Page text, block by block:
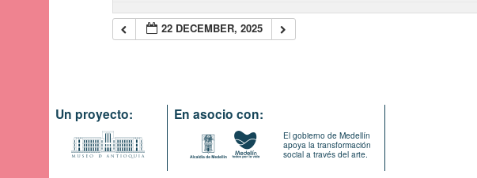
22 DECEMBER, 2025
Un proyecto: En asocio con:
El gobierno de Medellín
apoya la transformación
social a través del arte.